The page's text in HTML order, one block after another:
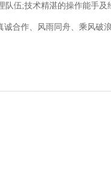
伍;技术精湛的操作能手及
合作、风雨同舟、乘风破